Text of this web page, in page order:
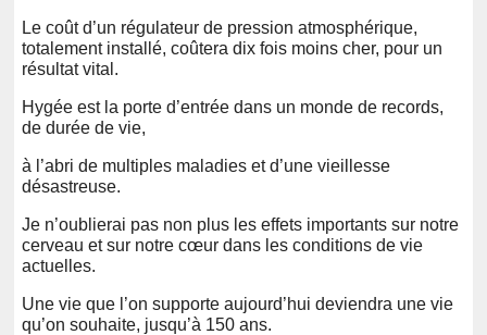
Le coût d’un régulateur de pression atmosphérique,
totalement installé, coûtera dix fois moins cher, pour un
résultat vital.
Hygée est la porte d’entrée dans un monde de records,
de durée de vie,
à l’abri de multiples maladies et d’une vieillesse
désastreuse.
Je n’oublierai pas non plus les effets importants sur notre
cerveau et sur notre cœur dans les conditions de vie
actuelles.
Une vie que l’on supporte aujourd’hui deviendra une vie
qu’on souhaite, jusqu’à 150 ans.